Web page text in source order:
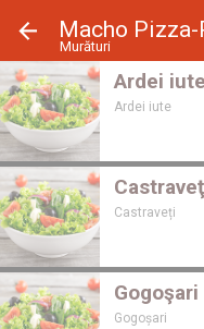
Macho Pizza-
Murături
Ardei iute
Ardei iute
Castraveți
Gogoşari
Gogoșari